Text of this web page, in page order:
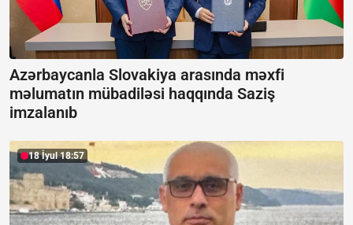
Azərbaycanla Slovakiya arasında məxfi
məlumatın mübadiləsi haqqında Saziş
imzalanıb
18 İyul 18:57